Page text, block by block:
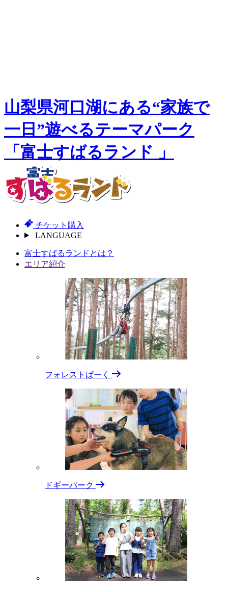
山梨県河口湖にある“家族で
一日”遊べるテーマパーク
「富士すばるランド 」
チケット購入
LANGUAGE
富⼠すばるランドとは？
エリア紹介
フォレストぱーく
ドギーパーク